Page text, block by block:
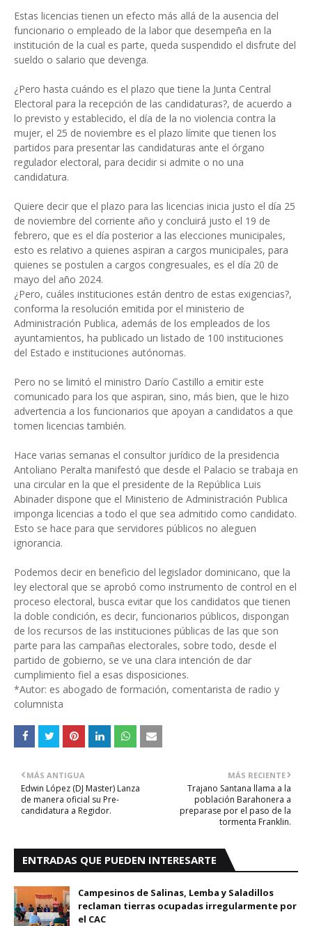
Estas licencias tienen un efecto más allá de la ausencia del
funcionario o empleado de la labor que desempeña en la
institución de la cual es parte, queda suspendido el disfrute del
sueldo o salario que devenga.
¿Pero hasta cuándo es el plazo que tiene la Junta Central
Electoral para la recepción de las candidaturas?, de acuerdo a
lo previsto y establecido, el día de la no violencia contra la
mujer, el 25 de noviembre es el plazo límite que tienen los
partidos para presentar las candidaturas ante el órgano
regulador electoral, para decidir si admite o no una
candidatura.
Quiere decir que el plazo para las licencias inicia justo el día 25
de noviembre del corriente año y concluirá justo el 19 de
febrero, que es el día posterior a las elecciones municipales,
esto es relativo a quienes aspiran a cargos municipales, para
quienes se postulen a cargos congresuales, es el día 20 de
mayo del año 2024.
¿Pero, cuáles instituciones están dentro de estas exigencias?,
conforma la resolución emitida por el ministerio de
Administración Publica, además de los empleados de los
ayuntamientos, ha publicado un listado de 100 instituciones
del Estado e instituciones autónomas.
Pero no se limitó el ministro Darío Castillo a emitir este
comunicado para los que aspiran, sino, más bien, que le hizo
advertencia a los funcionarios que apoyan a candidatos a que
tomen licencias también.
Hace varias semanas el consultor jurídico de la presidencia
Antoliano Peralta manifestó que desde el Palacio se trabaja en
una circular en la que el presidente de la República Luis
Abinader dispone que el Ministerio de Administración Publica
imponga licencias a todo el que sea admitido como candidato.
Esto se hace para que servidores públicos no aleguen
ignorancia.
Podemos decir en beneficio del legislador dominicano, que la
ley electoral que se aprobó como instrumento de control en el
proceso electoral, busca evitar que los candidatos que tienen
la doble condición, es decir, funcionarios públicos, dispongan
de los recursos de las instituciones públicas de las que son
parte para las campañas electorales, sobre todo, desde el
partido de gobierno, se ve una clara intención de dar
cumplimiento fiel a esas disposiciones.
*Autor: es abogado de formación, comentarista de radio y
columnista
MÁS RECIENTE
Trajano Santana llama a la
población Barahonera a
preparase por el paso de la
tormenta Franklin.
MÁS ANTIGUA
Edwin López (DJ Master) Lanza
de manera oficial su Pre-
candidatura a Regidor.
ENTRADAS QUE PUEDEN INTERESARTE
Campesinos de Salinas, Lemba y Saladillos
reclaman tierras ocupadas irregularmente por
el CAC